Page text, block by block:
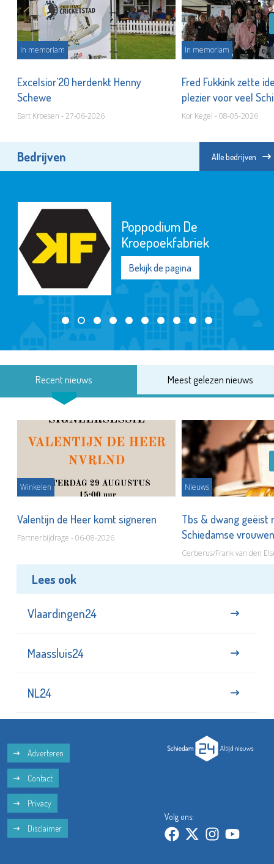
In memoriam
Excelsior'20 herdenkt Henny
Schewe
Bart Kroesen - 27-06-2026
In memoriam
Fred Fukkink zette
plezier voor veel
Kor Kegel - 08-05-2026
Bedrijven Alle bedrijven
Poppodium De
Kroepoekfabriek
Bekijk de pagina
Recent nieuws Meest gelezen nieuws
Winkelen
Valentijn de Heer komt signeren
Partnerbijdrage - 06-08-2026
Nieuws
Tbs & dwang geëist
Schiedamse
Cerberus/Frank van den
Lees ook
Vlaardingen24
Maassluis24
NL24
Adverteren
Contact
Privacy
Disclaimer
Volg ons: